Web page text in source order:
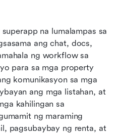
na lumalampas sa
ang chat, docs,
ng workflow sa
para sa mga property
komunikasyon sa mga
ang mga listahan, at
kahilingan sa
ng maraming
pagsubaybay ng renta, at